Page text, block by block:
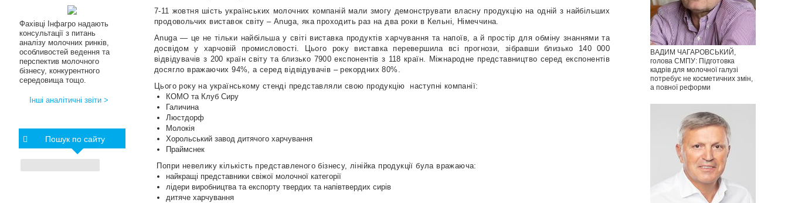
7-11 жовтня шість українських молочних компаній мали змогу демонструвати власну продукцію на одній з найбільших
продовольчих виставок світу – Anuga, яка проходить раз на два роки в Кельні, Німеччина.
Anuga — це не тільки найбільша у світі виставка продуктів харчування та напоїв, а й простір для обміну знаннями та
досвідом у харчовій промисловості. Цього року виставка перевершила всі прогнози, зібравши близько 140 000
відвідувачів з 200 країн світу та близько 7900 експонентів з 118 країн. Міжнародне представництво серед експонентів
досягло вражаючих 94%, а серед відвідувачів – рекордних 80%.
Цього року на українському стенді представляли свою продукцію наступні компанії:
КОМО та Клуб Сиру
Галичина
Люстдорф
Молокія
Хорольський завод дитячого харчування
Праймснек
Попри невелику кількість представленого бізнесу, лінійка продукції була вражаюча:
найкращі представники свіжої молочної категорії
лідери виробництва та експорту твердих та напівтвердих сирів
дитяче харчування
ВАДИМ ЧАГАРОВСЬКИЙ,
голова СМПУ: Підготовка
кадрів для молочної галузі
потребує не косметичних змін,
а повної реформи
Фахівці Інфагро надають
консультації з питань
аналізу молочних ринків,
особливостей ведення та
перспектив молочного
бізнесу, конкурентного
середовища тощо.
Інші аналітичні звіти >
Пошук по сайту